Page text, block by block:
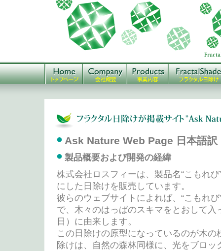
Ask Nature Web Page 日本語訳
製品概要および開発の経緯
株式会社ロスフィーは、製品名“こもれ
にした日除けを販売しています。
彼らのウェブサイトによれば、“こもれ
で、木々のはっぱのスキマをとおして入
日）に由来します。
この日除けの原型になっているのが木
除けは、自然の森林同様に、光をブロ